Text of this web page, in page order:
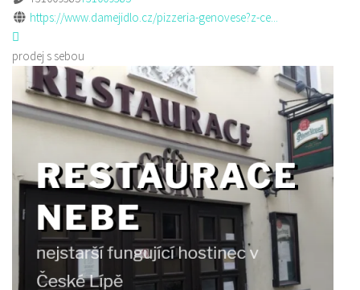
https://www.damejidlo.cz/pizzeria-genovese?z-ce...
prodej s sebou